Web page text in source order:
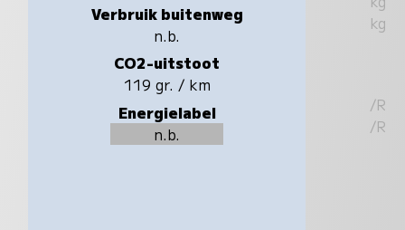
Verbruik buitenweg
n.b.
CO2-uitstoot
119 gr. / km
Energielabel
n.b.
kg
/R
/R